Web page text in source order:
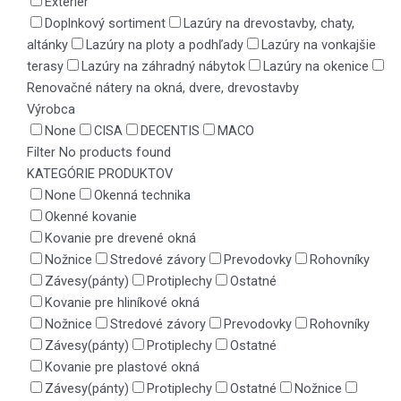
Doplnkový sortiment
Lazúry na drevostavby, chaty,
altánky
Lazúry na ploty a podhľady
Lazúry na vonkajšie
terasy
Lazúry na záhradný nábytok
Lazúry na okenice
Renovačné nátery na okná, dvere, drevostavby
Výrobca
None
CISA DECENTIS
MACO
FilterNo products found
KATEGÓRIE PRODUKTOV
None
Okenná technika
Okenné kovanie
Kovanie pre drevené okná
Nožnice
Stredové závory Prevodovky
Rohovníky
Závesy(pánty)
Protiplechy
Ostatné
Kovanie pre hliníkové okná
Nožnice
Stredové závory Prevodovky
Rohovníky
Závesy(pánty)
Protiplechy
Ostatné
Kovanie pre plastové okná
Závesy(pánty)
Protiplechy Ostatné Nožnice